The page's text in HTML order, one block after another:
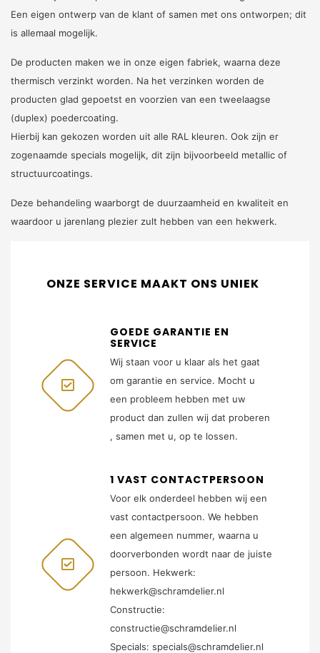
Een eigen ontwerp van de klant of samen met ons ontworpen; dit
is allemaal mogelijk.
De producten maken we in onze eigen fabriek, waarna deze
thermisch verzinkt worden. Na het verzinken worden de
producten glad gepoetst en voorzien van een tweelaagse
(duplex) poedercoating.
Hierbij kan gekozen worden uit alle RAL kleuren. Ook zijn er
zogenaamde specials mogelijk, dit zijn bijvoorbeeld metallic of
structuurcoatings.
Deze behandeling waarborgt de duurzaamheid en kwaliteit en
waardoor u jarenlang plezier zult hebben van een hekwerk.
ONZE SERVICE MAAKT ONS UNIEK
GOEDE GARANTIE EN
SERVICE
Wij staan voor u klaar als het gaat
om garantie en service. Mocht u
een probleem hebben met uw
product dan zullen wij dat proberen
, samen met u, op te lossen.
1 VAST CONTACTPERSOON
Voor elk onderdeel hebben wij een
vast contactpersoon. We hebben
een algemeen nummer, waarna u
doorverbonden wordt naar de juiste
persoon. Hekwerk:
hekwerk@schramdelier.nl
Constructie:
constructie@schramdelier.nl
Specials: specials@schramdelier.nl